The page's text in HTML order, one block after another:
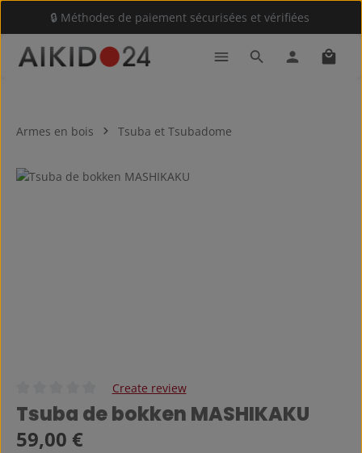
Passer au contenu principal
🔒 Méthodes de paiement sécurisées et vérifiées
Le
Armes en bois Tsuba et Tsubadome
Ignorer la galerie d'images
Note moyenne de 0 sur 5 étoiles
Create review
Tsuba de bokken MASHIKAKU
Prix régulier :
59,00 €